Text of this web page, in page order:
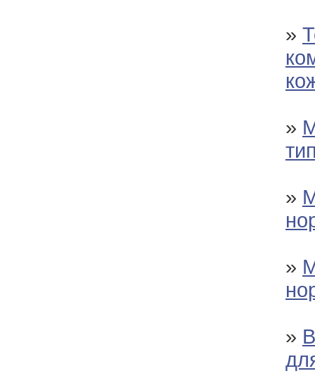
»
»
»
»
»